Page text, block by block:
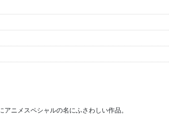
ニメスペシャルの名にふさわしい作品。